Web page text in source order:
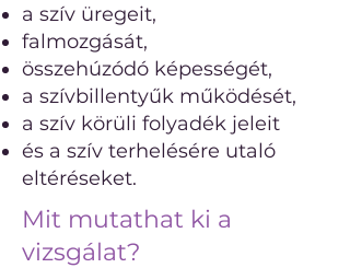
a szív üregeit,
falmozgását,
összehúzódó képességét,
a szívbillentyűk működését,
a szív körüli folyadék jeleit
és a szív terhelésére utaló
eltéréseket.
Mit mutathat ki a
vizsgálat?